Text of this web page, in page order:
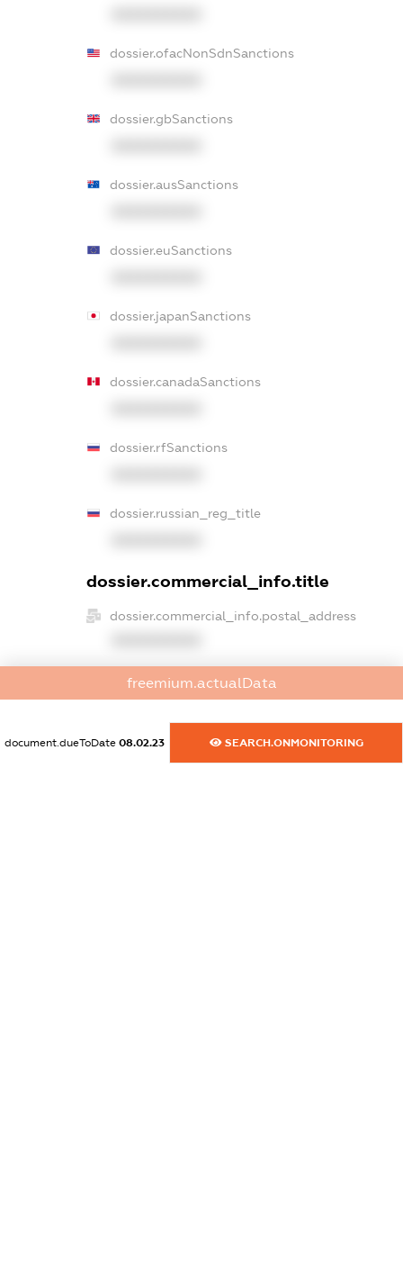
dossier.ofacNonSdnSanctions
dossier.gbSanctions
dossier.ausSanctions
dossier.euSanctions
dossier.japanSanctions
dossier.canadaSanctions
dossier.rfSanctions
dossier.russian_reg_title
dossier.commercial_info.title
dossier.commercial_info.postal_address
dossier.commercial_info.phone
XXXXXXXXXX
dossier.commercial_info.fax
XXXXXXXXXX
freemium.actualData
document.dueToDate 08.02.23 SEARCH.ONMONITORING